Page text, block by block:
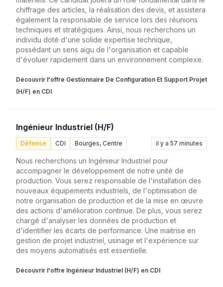
chiffrage des articles, la réalisation des devis, et assistera
également la responsable de service lors des réunions
techniques et stratégiques. Ainsi, nous recherchons un
individu doté d'une solide expertise technique,
possédant un sens aigu de l'organisation et capable
d'évoluer rapidement dans un environnement complexe.
Découvrir l'offre Gestionnaire De Configuration Et Support Projet
(H/F) en CDI
Ingénieur Industriel (H/F)
Défense CDI Bourges, Centre il y a 57 minutes
Nous recherchons un Ingénieur Industriel pour
accompagner le développement de notre unité de
production. Vous serez responsable de l'installation des
nouveaux équipements industriels, de l'optimisation de
notre organisation de production et de la mise en œuvre
des actions d'amélioration continue. De plus, vous serez
chargé d'analyser les données de production et
d'identifier les écarts de performance. Une maitrise en
gestion de projet industriel, usinage et l'expérience sur
des moyens automatisés est essentielle.
Découvrir l'offre Ingénieur Industriel (H/F) en CDI